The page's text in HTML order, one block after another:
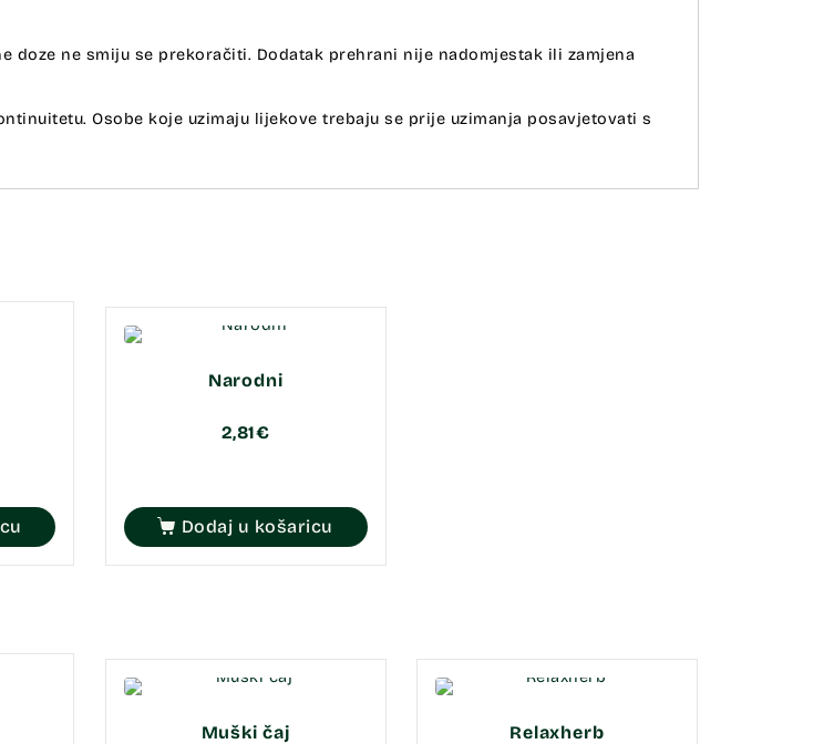
doze ne smiju se prekoračiti. Dodatak prehrani nije nadomjestak ili zamjena
Osobe koje uzimaju lijekove trebaju se prije uzimanja posavjetovati s
Narodni
2,81€
Dodaj u košaricu
Muški čaj Relaxherb